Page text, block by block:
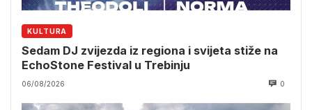
KULTURA
Sedam DJ zvijezda iz regiona i svijeta stiže na
EchoStone Festival u Trebinju
06/08/2026 0